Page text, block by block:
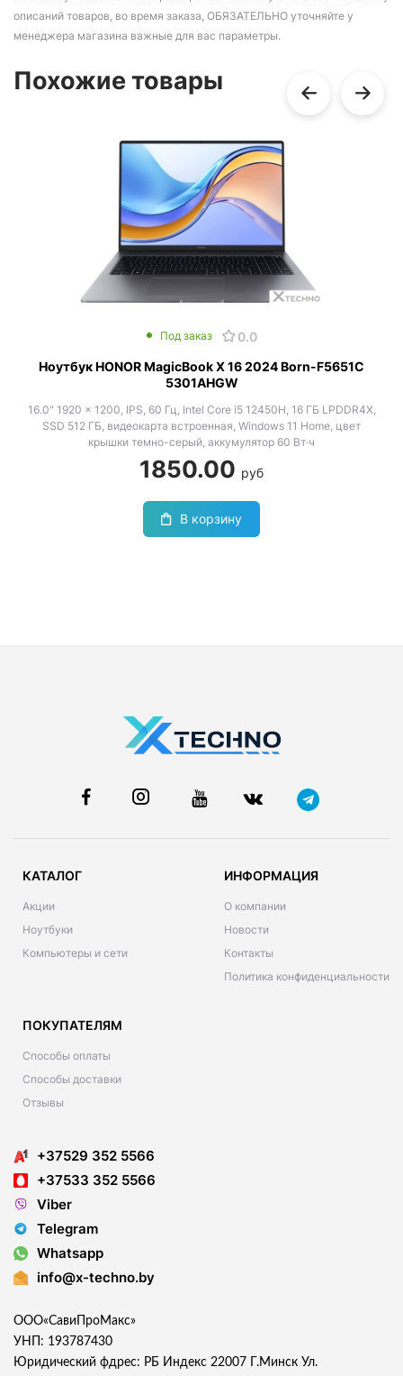
описаний товаров, во время заказа, ОБЯЗАТЕЛЬНО уточняйте у
менеджера магазина важные для вас параметры.
Похожие товары
Под заказ
0.0
Ноутбук HONOR MagicBook X 16 2024 Born-F5651C
5301AHGW
16.0" 1920 x 1200, IPS, 60 Гц, Intel Core i5 12450H, 16 ГБ LPDDR4X,
SSD 512 ГБ, видеокарта встроенная, Windows 11 Home, цвет
крышки темно-серый, аккумулятор 60 Вт·ч
1850.00 руб
В корзину
КАТАЛОГ
Акции
Ноутбуки
Компьютеры и сети
ИНФОРМАЦИЯ
О компании
Новости
Контакты
Политика конфиденциальности
ПОКУПАТЕЛЯМ
Способы оплаты
Способы доставки
Отзывы
+37529 352 5566
+37533 352 5566
Viber
Telegram
Whatsapp
info@x-techno.by
ООО«СавиПроМакс»
УНП: 193787430
Юридический фдрес: РБ Индекс 22007 Г.Минск Ул.